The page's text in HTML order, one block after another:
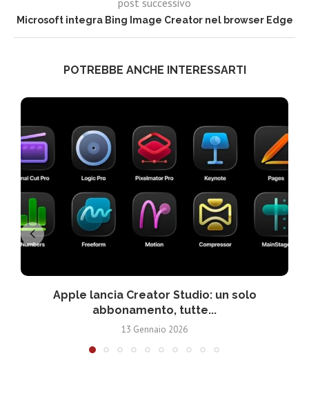
post successivo
Microsoft integra Bing Image Creator nel browser Edge
POTREBBE ANCHE INTERESSARTI
Apple lancia Creator Studio: un solo
abbonamento, tutte...
13 Gennaio 2026